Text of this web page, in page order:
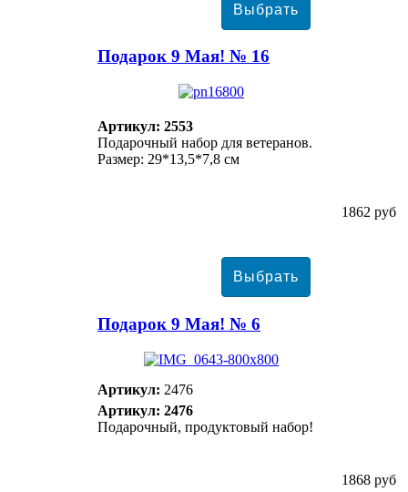
Подарок 9 Мая! № 16
Артикул: 2553
Подарочный набор для ветеранов.
Размер: 29*13,5*7,8 см
1862 руб
Подарок 9 Мая! № 6
Артикул: 2476
Артикул: 2476
Подарочный, продуктовый набор!
1868 руб